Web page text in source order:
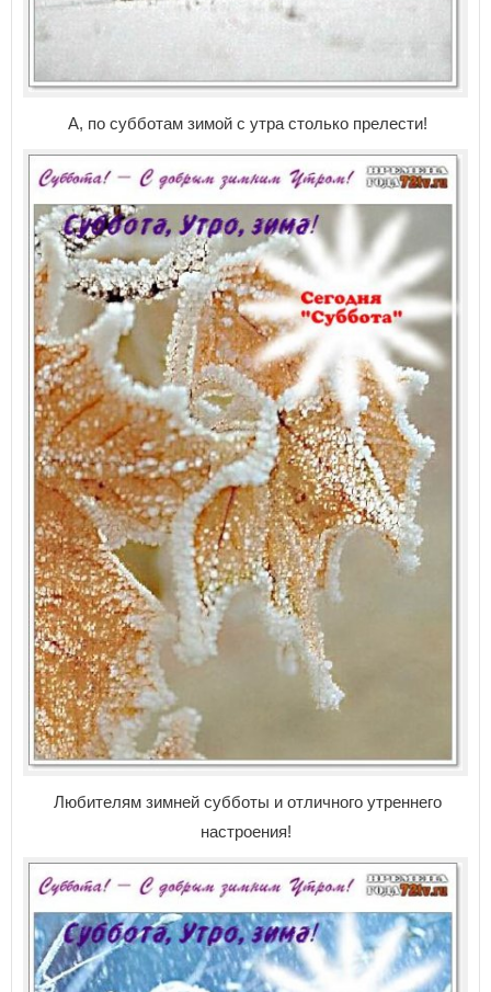
А, по субботам зимой с утра столько прелести!
Любителям зимней субботы и отличного утреннего
настроения!